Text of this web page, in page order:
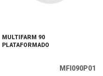
MULTIFARM 90
PLATAFORMADO
MFI090P01